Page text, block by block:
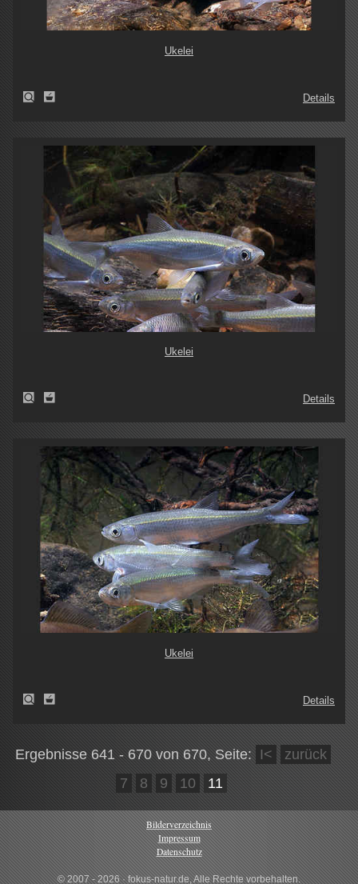
Ukelei
Details
Ukelei
Details
Ukelei
Details
Ergebnisse 641 - 670 von 670, Seite: I<
zurück
7
8 9 10 11
Bilderverzeichnis
Impressum
Datenschutz
© 2007 - 2026 · fokus-natur.de, Alle Rechte vorbehalten.